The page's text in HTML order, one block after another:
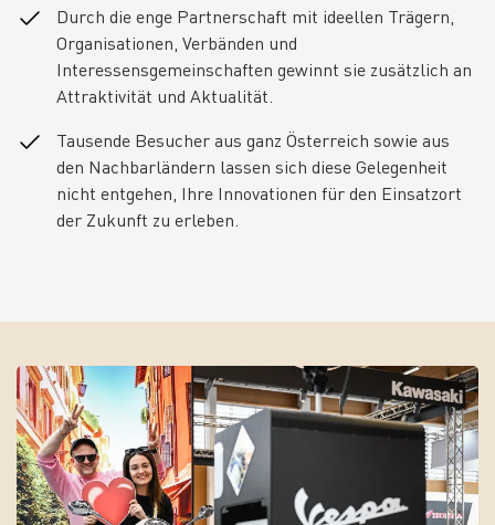
Durch die enge Partnerschaft mit ideellen Trägern,
Organisationen, Verbänden und
Interessensgemeinschaften gewinnt sie zusätzlich an
Attraktivität und Aktualität.
Tausende Besucher aus ganz Österreich sowie aus
den Nachbarländern lassen sich diese Gelegenheit
nicht entgehen, Ihre Innovationen für den Einsatzort
der Zukunft zu erleben.